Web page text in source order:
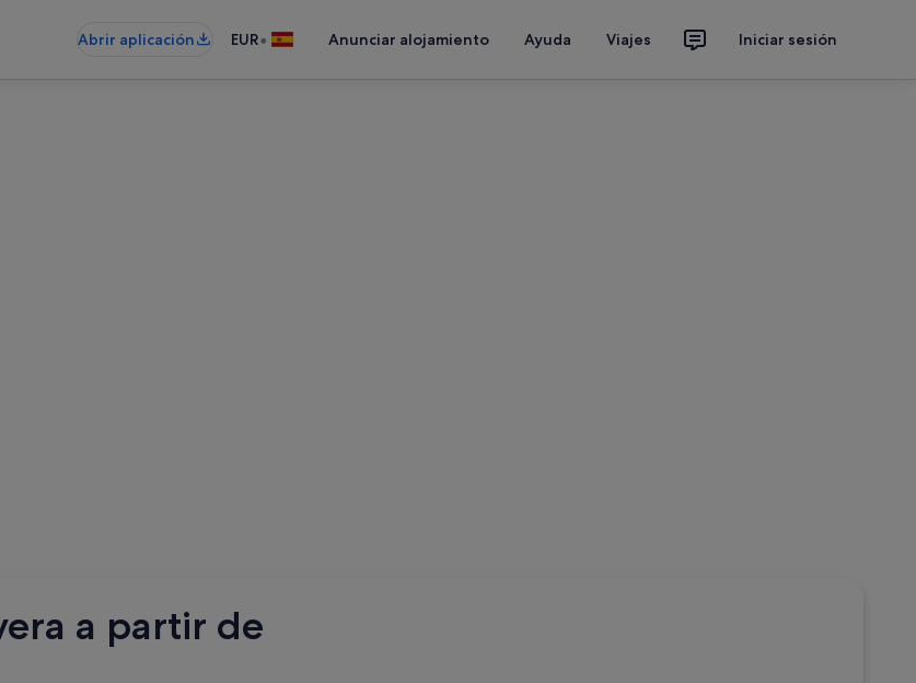
Abrir aplicación EUR• Anunciar alojamiento Ayuda Viajes Iniciar sesión
a partir de